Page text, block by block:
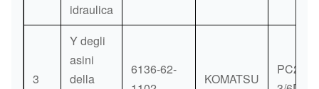
idraulica
3
Y degli
asini
della
6136-62-
KOMATSU
PC200-